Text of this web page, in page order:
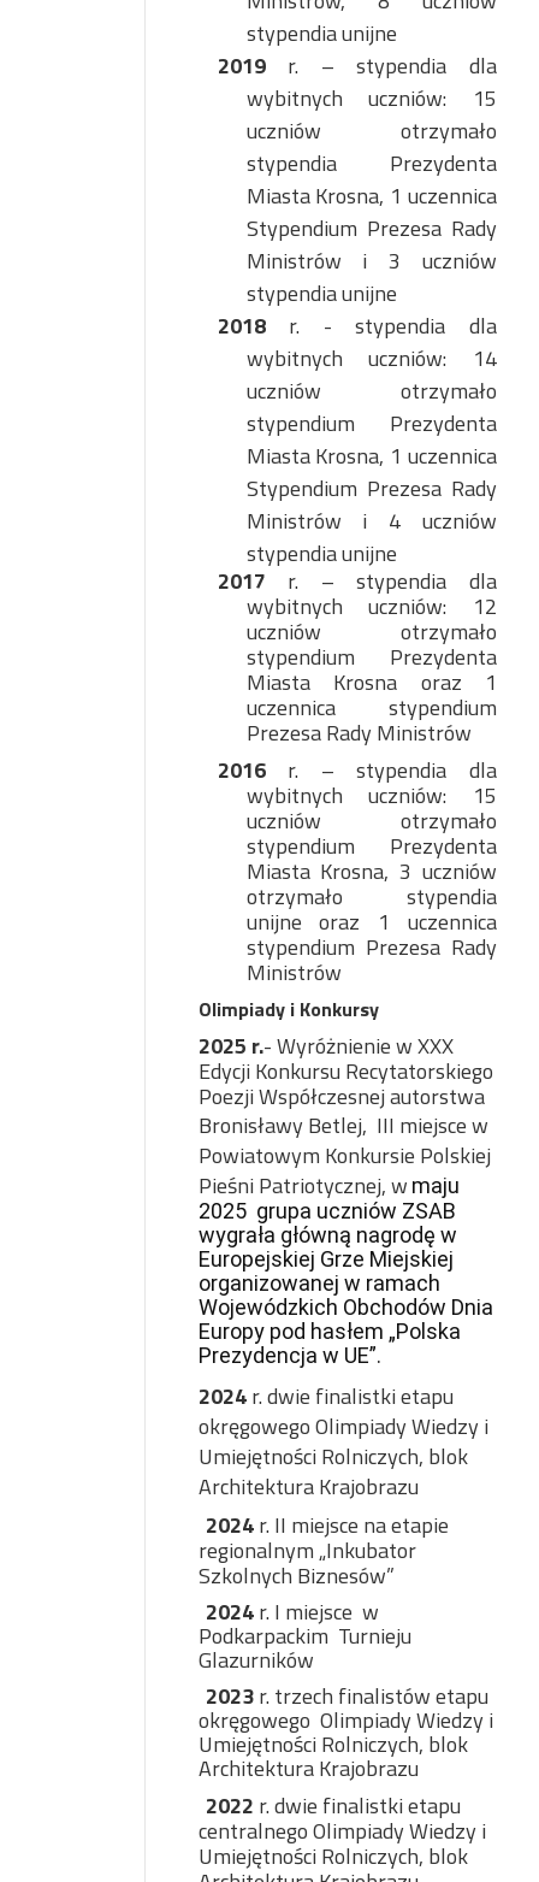
stypendia unijne
2019r. – stypendia dla
wybitnych uczniów: 15
uczniów otrzymało
stypendia Prezydenta
Miasta Krosna, 1 uczennica
Stypendium Prezesa Rady
Ministrów i 3 uczniów
stypendia unijne
2018r. - stypendia dla
wybitnych uczniów: 14
uczniów otrzymało
stypendium Prezydenta
Miasta Krosna, 1 uczennica
Stypendium Prezesa Rady
Ministrów i 4 uczniów
stypendia unijne
2017 r. – stypendia dla
wybitnych uczniów: 12
uczniów otrzymało
stypendium Prezydenta
Miasta Krosna oraz 1
uczennica stypendium
Prezesa Rady Ministrów
2016r. – stypendia dla
wybitnych uczniów: 15
uczniów otrzymało
stypendium Prezydenta
Miasta Krosna, 3 uczniów
otrzymało stypendia
unijne oraz 1 uczennica
stypendium Prezesa Rady
Ministrów
Olimpiady i Konkursy
2025 r.- Wyróżnienie w XXX
Edycji Konkursu Recytatorskiego
Poezji Współczesnej autorstwa
Bronisławy Betlej, III miejsce w
Powiatowym Konkursie Polskiej
Pieśni Patriotycznej, w maju
2025 grupa uczniów ZSAB
wygrała główną nagrodę w
Europejskiej Grze Miejskiej
organizowanej w ramach
Wojewódzkich Obchodów Dnia
Europy pod hasłem „Polska
Prezydencja w UE”.
2024r. dwie finalistki etapu
okręgowego Olimpiady Wiedzy i
Umiejętności Rolniczych, blok
Architektura Krajobrazu
2024r. II miejsce na etapie
regionalnym „Inkubator
Szkolnych Biznesów”
2024r. I miejsce w
Podkarpackim Turnieju
Glazurników
2023r. trzech finalistów etapu
okręgowego Olimpiady Wiedzy i
Umiejętności Rolniczych, blok
Architektura Krajobrazu
2022 r. dwie finalistki etapu
centralnego Olimpiady Wiedzy i
Umiejętności Rolniczych, blok